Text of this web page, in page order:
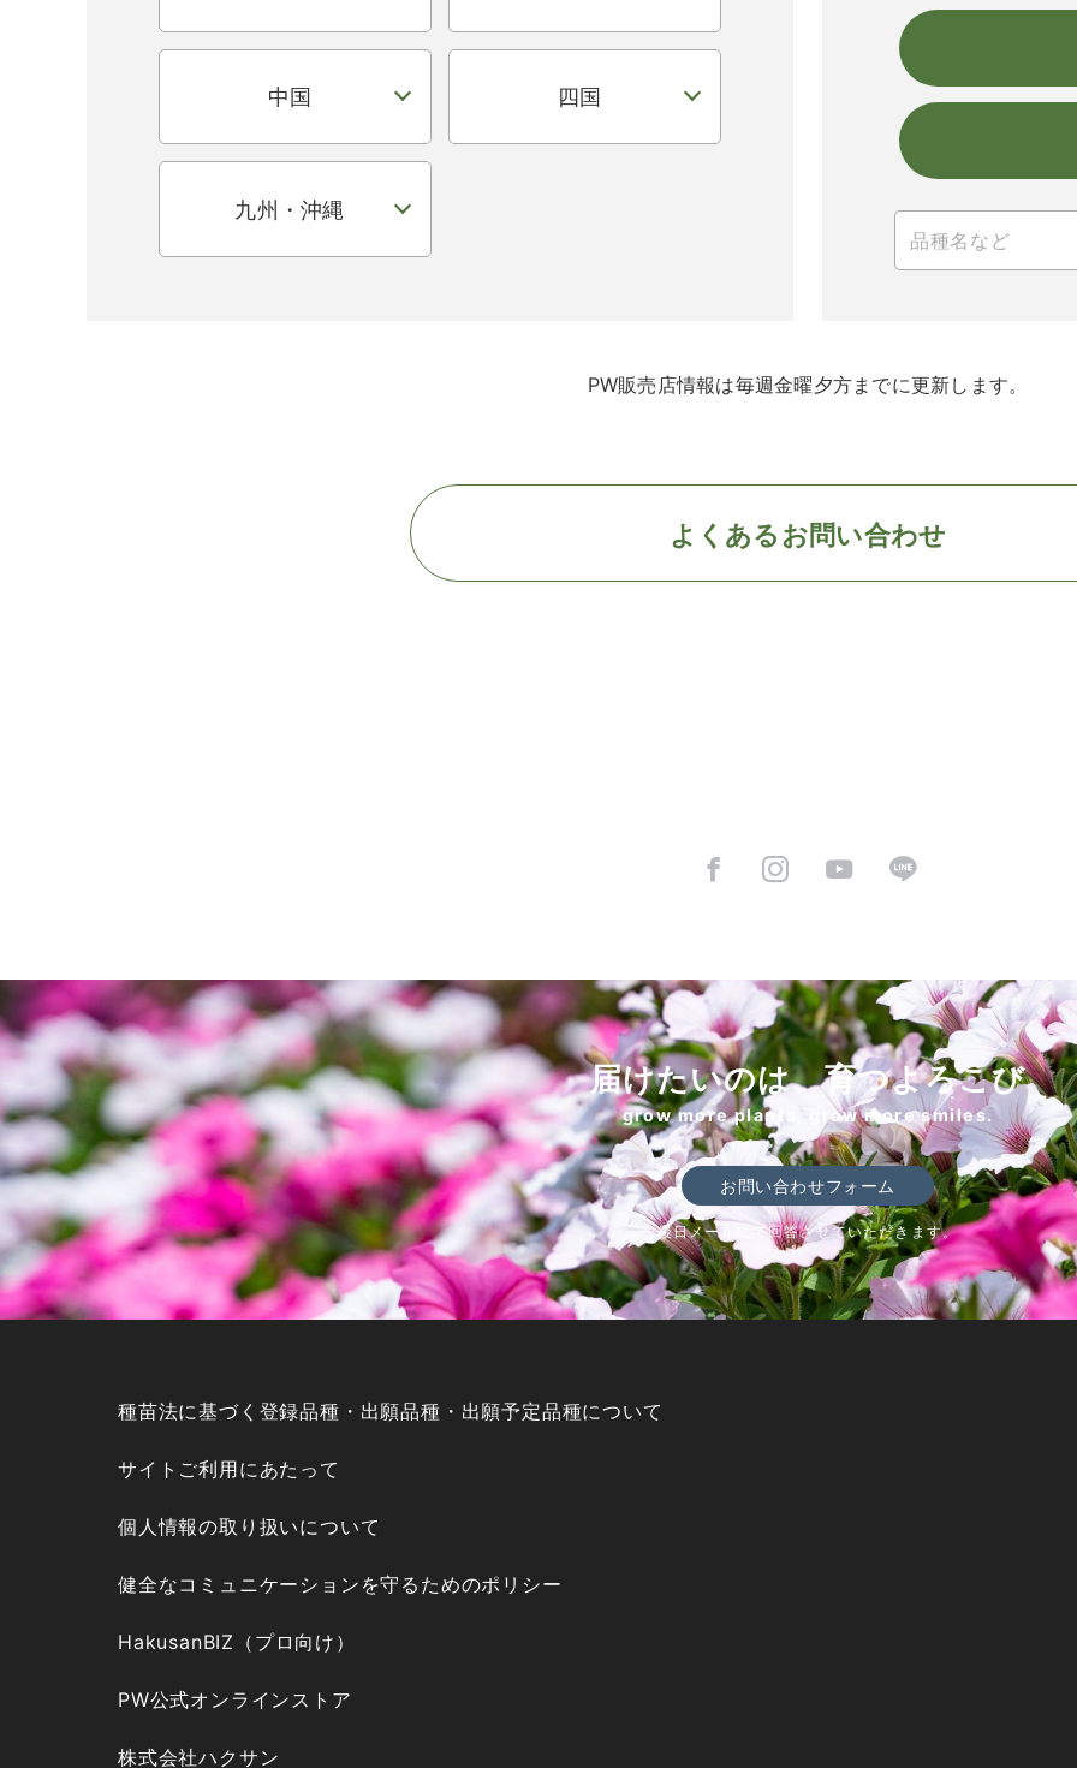
中国 四国
九州・沖縄
PW販売店情報は毎週金曜夕方までに更新します。
よくあるお問い合わせ
届けたいのは、育つよろこび
grow more plants, grow more smiles.
お問い合わせフォーム
後日メールにて回答させていただきます。
種苗法に基づく登録品種・出願品種・出願予定品種について
サイトご利用にあたって
個人情報の取り扱いについて
健全なコミュニケーションを守るためのポリシー
HakusanBIZ（プロ向け）
PW公式オンラインストア
株式会社ハクサン